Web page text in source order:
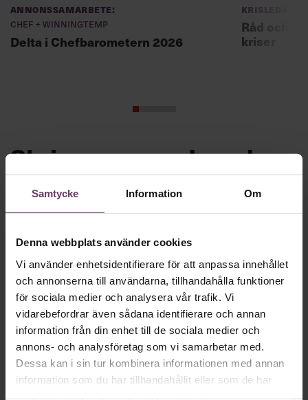
Samtycke Information Om
Denna webbplats använder cookies
Vi använder enhetsidentifierare för att anpassa innehållet
och annonserna till användarna, tillhandahålla funktioner
för sociala medier och analysera vår trafik. Vi
vidarebefordrar även sådana identifierare och annan
information från din enhet till de sociala medier och
annons- och analysföretag som vi samarbetar med.
Dessa kan i sin tur kombinera informationen med annan
information som du har tillhandahållit eller som de har
Annonssamarbete:
Chef + Winningtemp
Delta i Chefbarometern 2026
Råd och
kriser
Skriv som en vd med en
app
text till korthugget vd-språk – utan
artighetsfraser, men gärna stavfel – vara
vägen för den som vill nå fram till
toppcheferna?
Kommunikation
Text:Fredrik Kullberg
Publicerad2026-08-07